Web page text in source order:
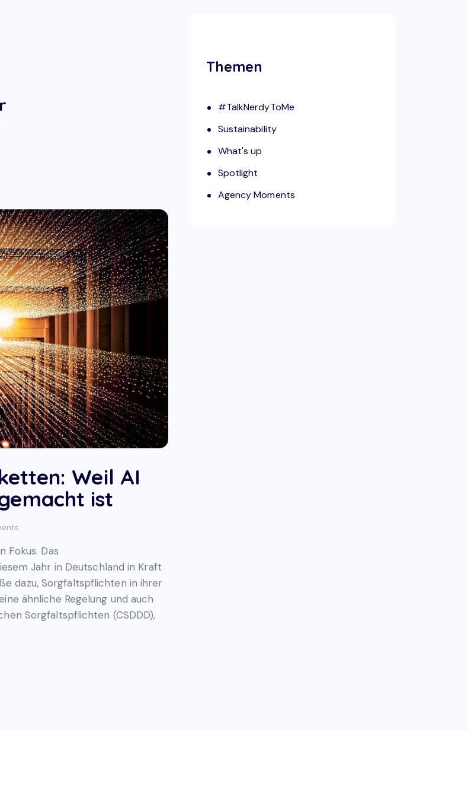
Weil AI
ist
Fokus. Das
Jahr in Deutschland in Kraft
dazu, Sorgfaltspflichten in ihrer
ähnliche Regelung und auch
Sorgfaltspflichten (CSDDD),
Themen
#TalkNerdyToMe
Sustainability
What's up
Spotlight
Agency Moments